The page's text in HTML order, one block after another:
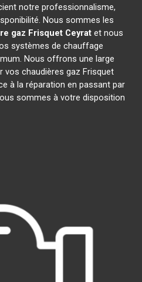
notre professionnalisme,
Nous sommes les
gaz Frisquet Ceyratet nous
systèmes de chauffage
Nous offrons une large
vos chaudières gaz Frisquet
à la réparation en passant par
sommes à votre disposition